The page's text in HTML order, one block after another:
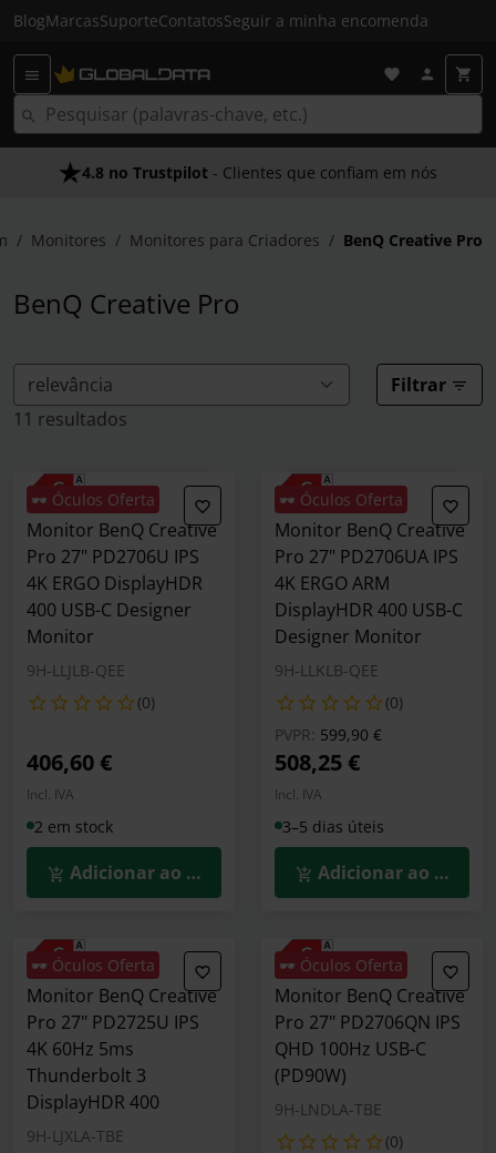
BlogMarcasSuporteContatosSeguir a minha encomenda
4.8 no Trustpilot - Clientes que confiam em nós
Monitores Monitores para Criadores BenQ Creative Pro
BenQ Creative Pro
Filtrar
11 resultados
🕶️ Óculos Oferta
Monitor BenQ Creative
Pro 27" PD2706U IPS
4K ERGO DisplayHDR
400 USB-C Designer
Monitor
9H-LLJLB-QEE
(0)
406,60 €
Incl. IVA
2 em stock
Adicionar ao Carrinho
🕶️ Óculos Oferta
Monitor BenQ Creative
Pro 27" PD2706UA IPS
4K ERGO ARM
DisplayHDR 400 USB-C
Designer Monitor
9H-LLKLB-QEE
(0)
PVPR: Preço reduzido de
599,90 €para
508,25 €
Incl. IVA
3–5 dias úteis
Adicionar ao
🕶️ Óculos Oferta
Monitor BenQ Creative
Pro 27" PD2725U IPS
4K 60Hz 5ms
Thunderbolt 3
DisplayHDR 400
9H-LJXLA-TBE
🕶️ Óculos Oferta
Monitor BenQ Creative
Pro 27" PD2706QN IPS
QHD 100Hz USB-C
(PD90W)
9H-LNDLA-TBE
(0)